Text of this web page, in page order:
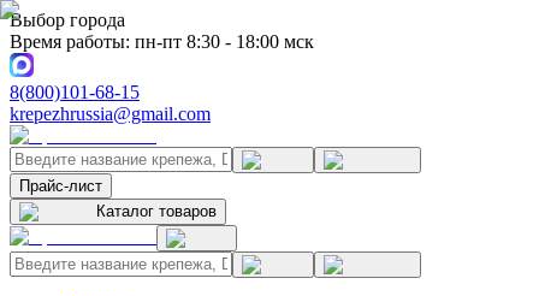
Выбор города
Время работы: пн-пт 8:30 - 18:00 мск
8(800)101-68-15
krepezhrussia@gmail.com
Прайс-лист
Каталог товаров